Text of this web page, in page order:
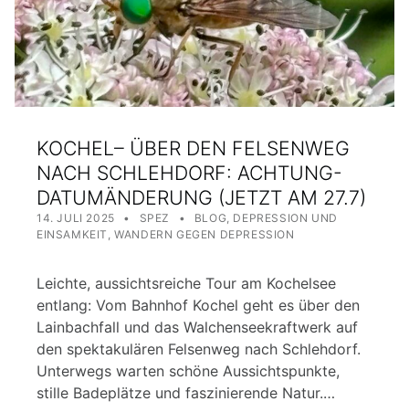
KOCHEL– ÜBER DEN FELSENWEG
NACH SCHLEHDORF: ACHTUNG-
DATUMÄNDERUNG (JETZT AM 27.7)
POSTED ON:
14. JULI 2025
WRITTEN BY:
SPEZ CATEGORIZED IN:
BLOG, DEPRESSION UND
EINSAMKEIT ,WANDERN GEGEN DEPRESSION
Leichte, aussichtsreiche Tour am Kochelsee
entlang: Vom Bahnhof Kochel geht es über den
Lainbachfall und das Walchenseekraftwerk auf
den spektakulären Felsenweg nach Schlehdorf.
Unterwegs warten schöne Aussichtspunkte,
stille Badeplätze und faszinierende Natur.…